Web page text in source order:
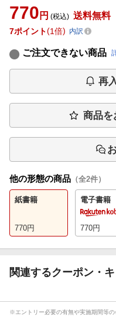
770 円 (税込) 送料無料
7ポイント 1倍 内訳
ご注文できない商品
再
商品を
他の形態の商品 （全2件）
紙書籍
770円
電子書籍
770円
関連するクーポン・
※エントリー必要の有無や実施期間等の